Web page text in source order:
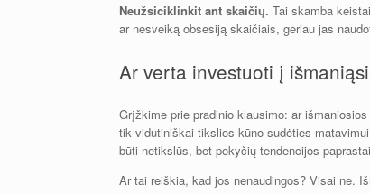
Neužsiciklinkit ant skaičių. Tai skamba
ar nesveiką obsesiją skaičiais, geriau jas
Ar verta investuoti į
Grįžkime prie pradinio klausimo: ar
tik vidutiniškai tikslios kūno sudėties
būti netikslūs, bet pokyčių tendencijos
Ar tai reiškia, kad jos nenaudingos? Visai ne.